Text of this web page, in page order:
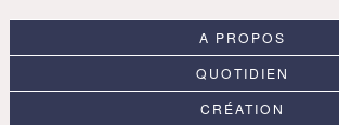
A PROPOS
QUOTIDIEN
CRÉATION